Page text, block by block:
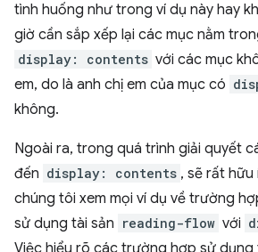
tình huống như trong ví dụ này hay
giờ cần sắp xếp lại các mục nằm
display: contents với các mục
em, do là anh chị em của mục có
không.
Ngoài ra, trong quá trình giải quyết
đến display: contents , sẽ rất
chúng tôi xem mọi ví dụ về trường
sử dụng tài sản reading-flow với